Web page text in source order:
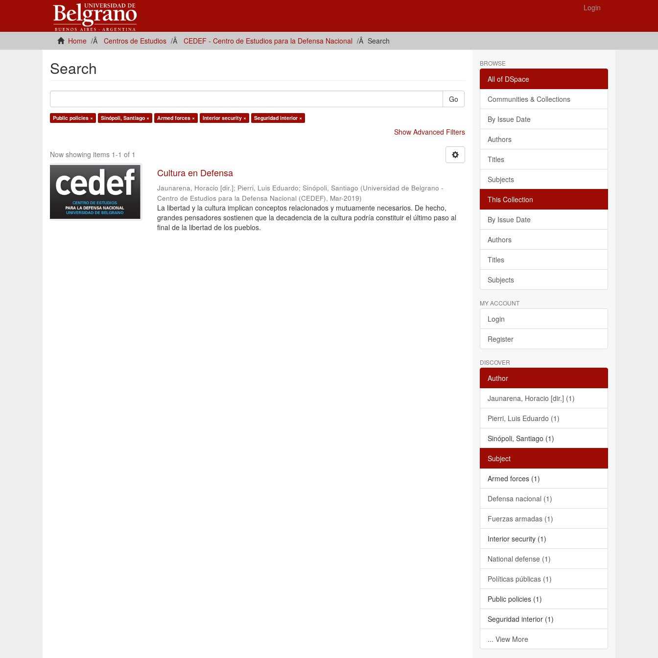
Login
Home Centros de Estudios CEDEF - Centro de Estudios para la Defensa Nacional Search
Search
Go
Public policies × Sinópoli, Santiago × Armed forces × Interior security × Seguridad interior ×
Show Advanced Filters
Now showing items 1-1 of 1
Cultura en Defensa
Jaunarena, Horacio [dir.]; Pierri, Luis Eduardo;Sinópoli, Santiago (Universidad de Belgrano -
Centro de Estudios para la Defensa Nacional (CEDEF), Mar-2019)
La libertad y la cultura implican conceptos relacionados y mutuamente necesarios. De hecho,
grandes pensadores sostienen que la decadencia de la cultura podría constituir el último paso al
final de la libertad de los pueblos.
BROWSE
All of DSpace
Communities & Collections
By Issue Date
Authors
Titles
Subjects
This Collection
By Issue Date
Authors
Titles
Subjects
MY ACCOUNT
Login
Register
DISCOVER
Author
Jaunarena, Horacio [dir.] (1)
Pierri, Luis Eduardo (1)
Sinópoli, Santiago (1)
Subject
Armed forces (1)
Defensa nacional (1)
Fuerzas armadas (1)
Interior security (1)
National defense (1)
Políticas públicas (1)
Public policies (1)
Seguridad interior (1)
... View More